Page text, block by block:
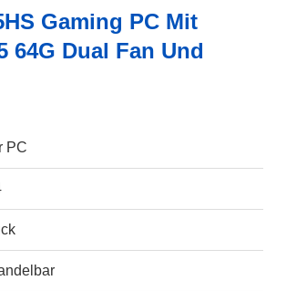
Gaming PC Mit
64G Dual Fan Und
PC